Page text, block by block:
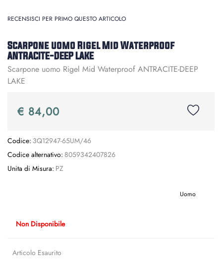
RECENSISCI PER PRIMO QUESTO ARTICOLO
Scarpone uomo Rigel Mid Waterproof
ANTRACITE-DEEP LAKE
Scarpone uomo Rigel Mid Waterproof ANTRACITE-DEEP
LAKE
€ 84,00
Codice: 3Q12947-65UM/46
Codice alternativo: 8059342407826
Unita di Misura: PZ
Uomo
Non Disponibile
Articolo Esaurito